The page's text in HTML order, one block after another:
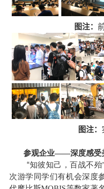
图注：
图注：
参观企业——深度感受
“知彼知己，百战不殆
次游学同学们有机会深度